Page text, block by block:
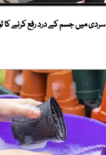
سردی میں جسم کے درد رفع کرنے کا